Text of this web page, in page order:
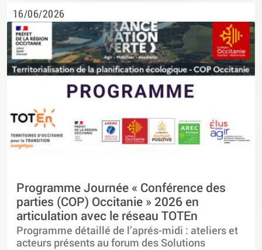
16/06/2026
Programme Journée « Conférence des
parties (COP) Occitanie » 2026 en
articulation avec le réseau TOTEn
Programme détaillé de l’aprés-midi : ateliers et
acteurs présents au forum des Solutions